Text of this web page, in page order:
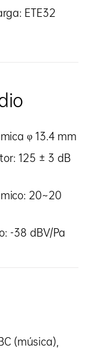
ETE32
φ 13.4 mm
125 ± 3 dB
20~20
-38 dBV/Pa
(música),